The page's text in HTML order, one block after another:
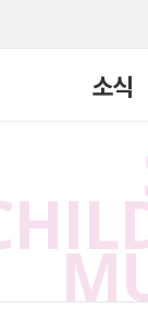
소식
보도자료
자원봉사안내
자료실